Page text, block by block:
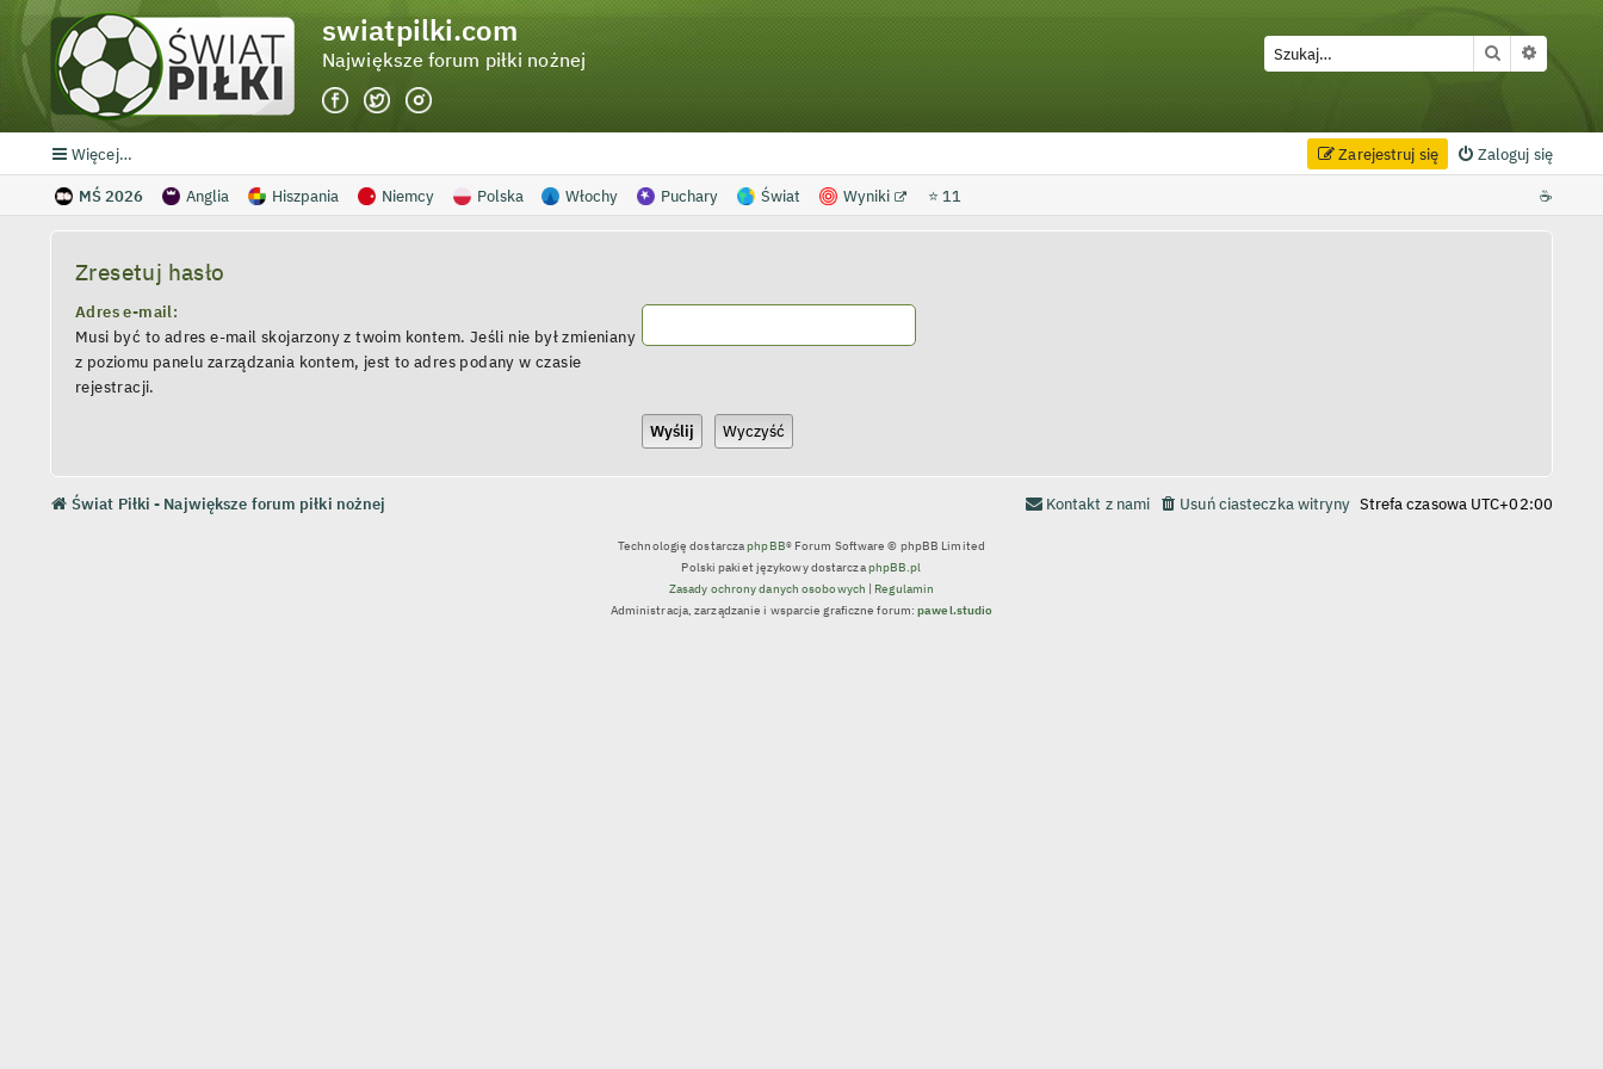
swiatpilki.com
Największe forum piłki nożnej Szukaj
Więcej… Zaloguj się
Zarejestruj się
MŚ 2026 Anglia Hiszpania Niemcy Polska Włochy Puchary Świat Wyniki ⭐ 11 ☕
Zresetuj hasło
Adres e-mail:
Musi być to adres e-mail skojarzony z twoim kontem. Jeśli nie był zmieniany
z poziomu panelu zarządzania kontem, jest to adres podany w czasie
rejestracji.
Świat Piłki - Największe forum piłki nożnej Strefa czasowa UTC+02:00
Usuń ciasteczka witryny
Kontakt z nami
Technologię dostarczaphpBB® Forum Software © phpBB Limited
Polski pakiet językowy dostarczaphpBB.pl
Zasady ochrony danych osobowych
Regulamin
Administracja, zarządzanie i wsparcie graficzne forum: pawel.studio